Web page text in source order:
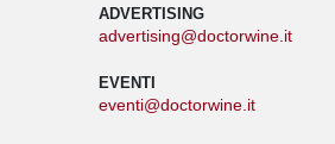
ADVERTISING
advertising@doctorwine.it
EVENTI
eventi@doctorwine.it